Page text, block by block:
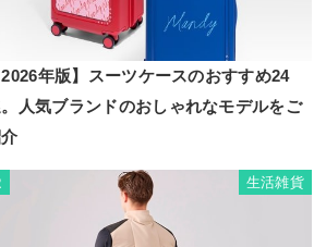
年版】スーツケースのおすすめ24
人気ブランドのおしゃれなモデルをご
生活雑貨